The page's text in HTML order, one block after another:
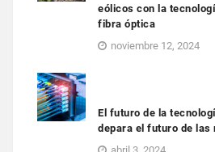
eólicos con la
fibra óptica
noviembre 12, 2024
El futuro de la
depara el futuro de las